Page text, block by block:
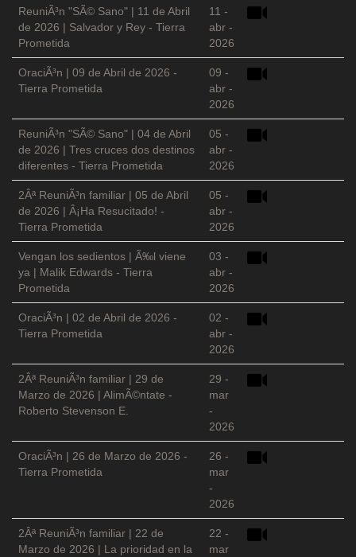
ReuniÃ³n "SÃ© Sano" | 11 de Abril
de 2026 | Salvador y Rey - Tierra
Prometida
11 -
abr -
2026
OraciÃ³n | 09 de Abril de 2026 -
Tierra Prometida
09 -
abr -
2026
ReuniÃ³n "SÃ© Sano" | 04 de Abril
de 2026 | Tres cruces dos destinos
diferentes - Tierra Prometida
05 -
abr -
2026
2Âª ReuniÃ³n familiar | 05 de Abril
de 2026 | Â¡Ha Resucitado! -
Tierra Prometida
05 -
abr -
2026
Vengan los sedientos | Ã‰l viene
ya | Malik Edwards - Tierra
Prometida
03 -
abr -
2026
OraciÃ³n | 02 de Abril de 2026 -
Tierra Prometida
02 -
abr -
2026
2Âª ReuniÃ³n familiar | 29 de
Marzo de 2026 | AlimÃ©ntate -
Roberto Stevenson E.
29 -
mar
-
2026
OraciÃ³n | 26 de Marzo de 2026 -
Tierra Prometida
26 -
mar
-
2026
2Âª ReuniÃ³n familiar | 22 de
Marzo de 2026 | La prioridad en la
22 -
mar